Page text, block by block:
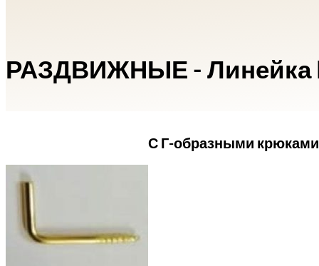
РАЗДВИЖНЫЕ - Линейка
С Г-образными